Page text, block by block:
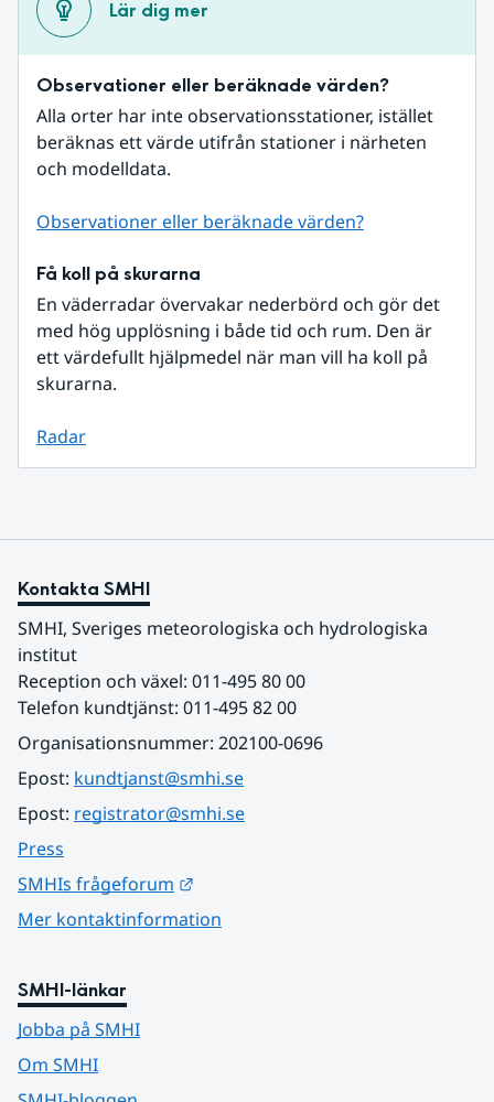
Lär dig mer
Observationer eller beräknade värden?
Alla orter har inte observationsstationer, istället
beräknas ett värde utifrån stationer i närheten
och modelldata.
Observationer eller beräknade värden?
Få koll på skurarna
En väderradar övervakar nederbörd och gör det
med hög upplösning i både tid och rum. Den är
ett värdefullt hjälpmedel när man vill ha koll på
skurarna.
Radar
Kontakta SMHI
SMHI, Sveriges meteorologiska och hydrologiska
institut
Reception och växel: 011-495 80 00
Telefon kundtjänst: 011-495 82 00
Organisationsnummer: 202100-0696
Epost: kundtjanst@smhi.se
Epost: registrator@smhi.se
Press
SMHIs frågeforum
Mer kontaktinformation
SMHI-länkar
Jobba på SMHI
Om SMHI